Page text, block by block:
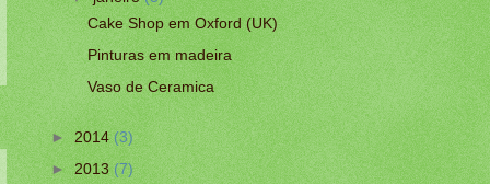
Cake Shop em Oxford (UK)
Pinturas em madeira
Vaso de Ceramica
►2014(3)
► 2013(7)